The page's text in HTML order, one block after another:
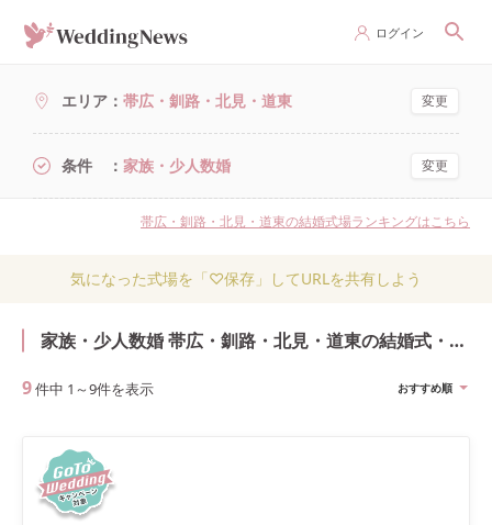
ログイン
エリア 帯広・釧路・北見・道東 変更
条件 家族・少人数婚 変更
帯広・釧路・北見・道東の結婚式場ランキングはこちら
気になった式場を「♡保存」してURLを共有しよう
家族・少人数婚 帯広・釧路・北見・道東の結婚式・結婚式場
9件中 1 ～9件を表示 おすすめ順